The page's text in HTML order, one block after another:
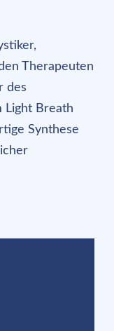
Therapeuten
des
Light Breath
Synthese